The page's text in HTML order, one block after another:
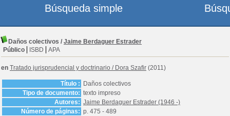
Daños colectivos / Jaime Berdaguer Estrader
Público
ISBD APA
en Tratado jurisprudencial y doctrinario / Dora Szafir (2011)
Título :
Daños colectivos
Tipo de documento: texto impreso
Autores: Jaime Berdaguer Estrader (1946 -)
Número de páginas: p. 475 - 489
Búsqueda simple